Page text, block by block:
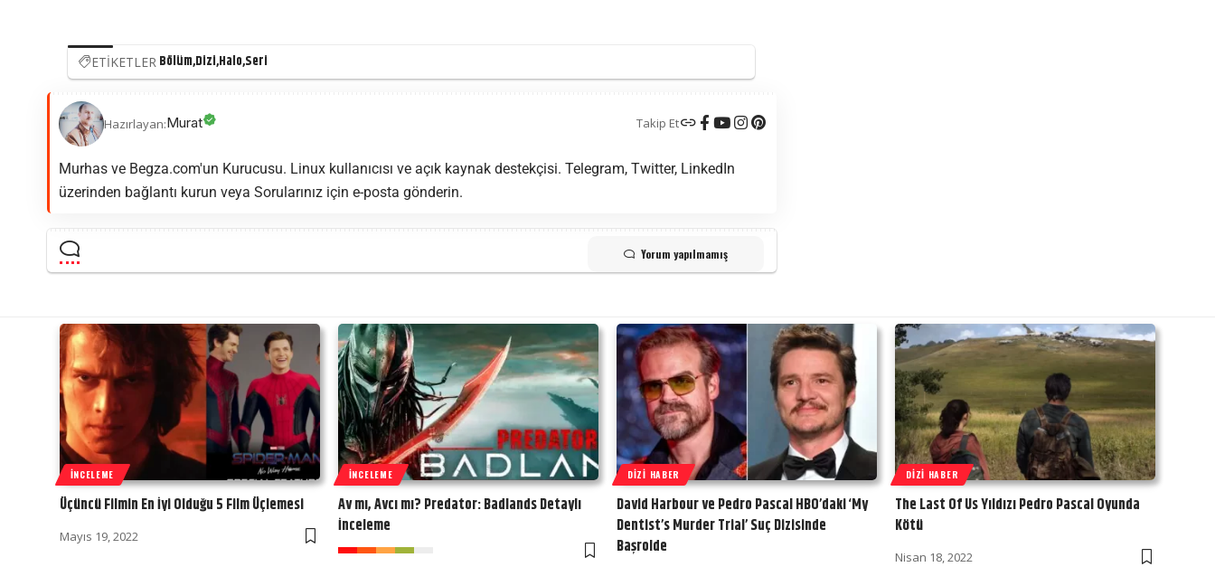
ETİKETLER BölümDiziHaloSeri
Hazırlayan: Murat Takip Et
Murhas ve Begza.com'un Kurucusu. Linux kullanıcısı ve açık kaynak destekçisi. Telegram, Twitter, LinkedIn
üzerinden bağlantı kurun veya Sorularınız için e-posta gönderin.
Yorum yapılmamış
İNCELEME
Üçüncü Filmin En İyi Olduğu 5 Film Üçlemesi
Mayıs 19, 2022
İNCELEME
Av mı, Avcı mı? Predator: Badlands Detaylı
İnceleme
DIZI HABER
David Harbour ve Pedro Pascal HBO’daki ‘My
Dentist’s Murder Trial’ Suç Dizisinde
Başrolde
DIZI HABER
The Last Of Us Yıldızı Pedro Pascal Oyunda
Kötü
Nisan 18, 2022